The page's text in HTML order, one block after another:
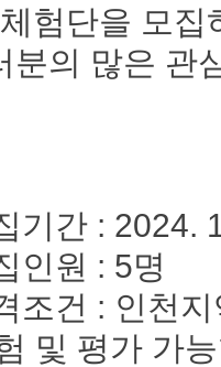
험단을 모집
분의 많은 관
간 : 2024.
원 : 5명
건 : 인천지
및 평가 가